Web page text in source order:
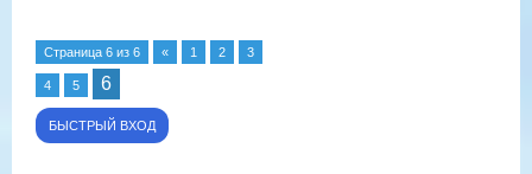
Страница 6 из 6 « 1 2 3
4 5 6